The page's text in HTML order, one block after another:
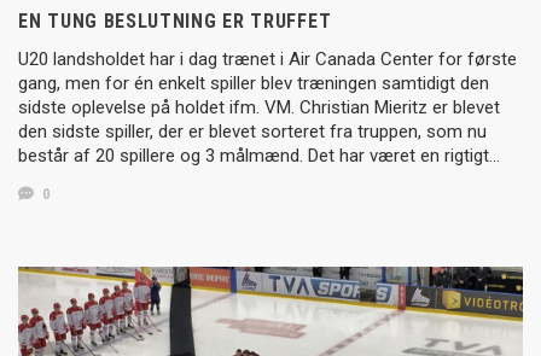
EN TUNG BESLUTNING ER TRUFFET
U20 landsholdet har i dag trænet i Air Canada Center for første
gang, men for én enkelt spiller blev træningen samtidigt den
sidste oplevelse på holdet ifm. VM. Christian Mieritz er blevet
den sidste spiller, der er blevet sorteret fra truppen, som nu
består af 20 spillere og 3 målmænd. Det har været en rigtigt…
0